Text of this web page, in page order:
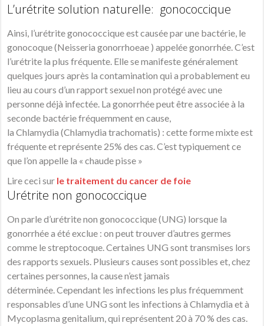
L’urétrite solution naturelle: gonococcique
Ainsi, l’urétrite gonococcique est causée par une bactérie, le
gonocoque (Neisseria gonorrhoeae ) appelée gonorrhée. C’est
l’urétrite la plus fréquente. Elle se manifeste généralement
quelques jours après la contamination qui a probablement eu
lieu au cours d’un rapport sexuel non protégé avec une
personne déjà infectée. La gonorrhée peut être associée à la
seconde bactérie fréquemment en cause,
la Chlamydia (Chlamydia trachomatis) : cette forme mixte est
fréquente et représente 25% des cas. C’est typiquement ce
que l’on appelle la « chaude pisse »
Lire ceci sur le traitement du cancer de foie
Urétrite non gonococcique
On parle d’urétrite non gonococcique (UNG) lorsque la
gonorrhée a été exclue : on peut trouver d’autres germes
comme le streptocoque. Certaines UNG sont transmises lors
des rapports sexuels. Plusieurs causes sont possibles et, chez
certaines personnes, la cause n’est jamais
déterminée. Cependant les infections les plus fréquemment
responsables d’une UNG sont les infections à Chlamydia et à
Mycoplasma genitalium, qui représentent 20 à 70 % des cas.